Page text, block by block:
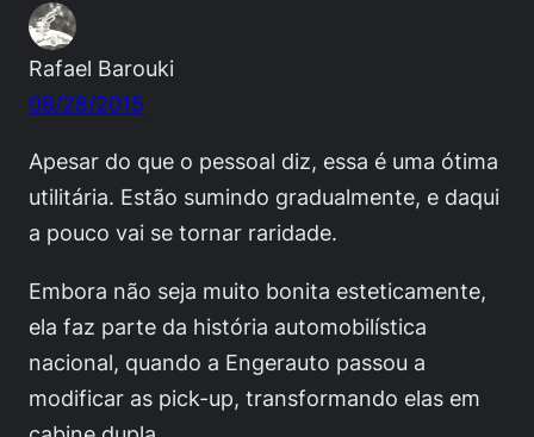
Rafael Barouki
08/28/2015
Apesar do que o pessoal diz, essa é uma ótima
utilitária. Estão sumindo gradualmente, e daqui
a pouco vai se tornar raridade.
Embora não seja muito bonita esteticamente,
ela faz parte da história automobilística
nacional, quando a Engerauto passou a
modificar as pick-up, transformando elas em